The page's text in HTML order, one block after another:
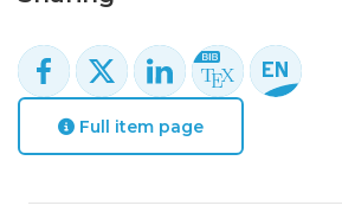
Full item page